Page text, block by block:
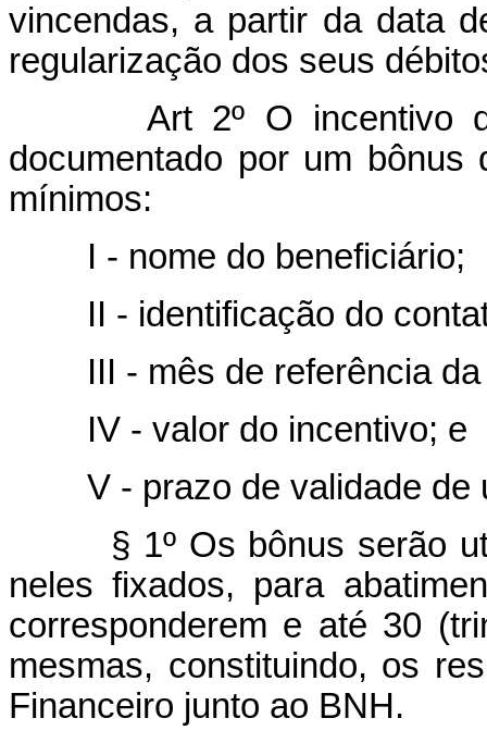
vincendas, a partir da data
regularização dos seus
Art 2º O incentivo
documentado por um bônus
mínimos:
I - nome do beneficiário;
II - identificação do
III - mês de referência da
IV - valor do incentivo; e
V - prazo de validade de
§ 1º Os bônus serão
neles fixados, para
corresponderem e até 30
mesmas, constituindo, os
Financeiro junto ao BNH.